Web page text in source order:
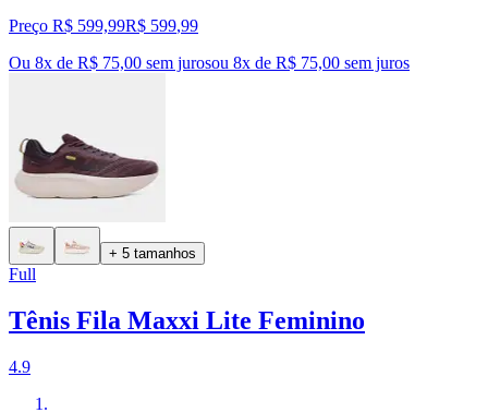
Preço R$ 599,99R$ 599,99
Ou 8x de R$ 75,00 sem jurosou 8x de R$ 75,00 sem juros
+ 5 tamanhos
Full
Tênis Fila Maxxi Lite Feminino
4.9